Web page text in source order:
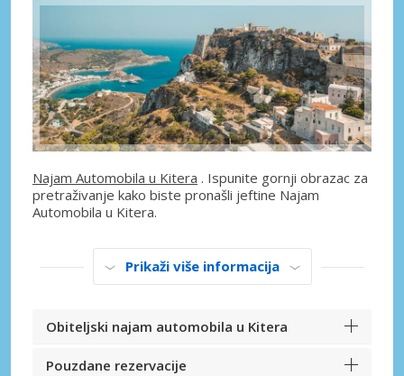
Najam Automobila u Kitera . Ispunite gornji obrazac za
pretraživanje kako biste pronašli jeftine Najam
Automobila u Kitera.
Prikaži više informacija
Obiteljski najam automobila u Kitera
Pouzdane rezervacije